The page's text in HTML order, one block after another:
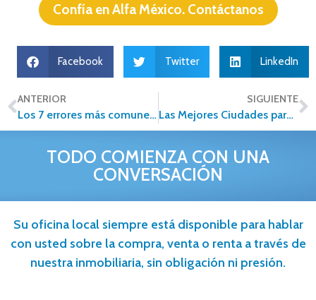
Confía en Alfa México. Contáctanos
Facebook Twitter LinkedIn
ANTERIOR
Los 7 errores más comunes en la compra de casa en México
SIGUIENTE
Las Mejores Ciudades para Comprar Casa en México en 2025
TODO COMIENZA CON UNA
CONVERSACIÓN
Su oficina local siempre está disponible para hablar
con usted sobre la compra, venta o renta a través de
nuestra inmobiliaria, sin obligación ni presión.